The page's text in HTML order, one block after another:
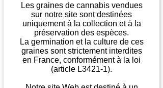
Les graines de cannabis vendues
sur notre site sont destinées
uniquement à la collection et à la
préservation des espèces.
La germination et la culture de ces
graines sont strictement interdites
en France, conformément à la loi
(article L3421-1).